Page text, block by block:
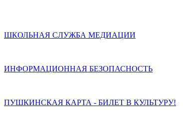
ШКОЛЬНАЯ СЛУЖБА МЕДИАЦИИ
ИНФОРМАЦИОННАЯ БЕЗОПАСНОСТЬ
ПУШКИНСКАЯ КАРТА - БИЛЕТ В КУЛЬТУРУ!